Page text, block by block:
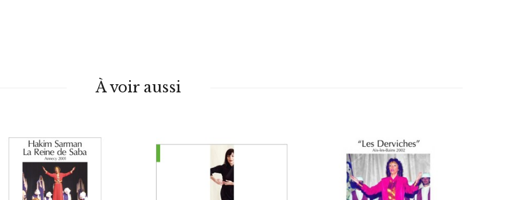
À voir aussi